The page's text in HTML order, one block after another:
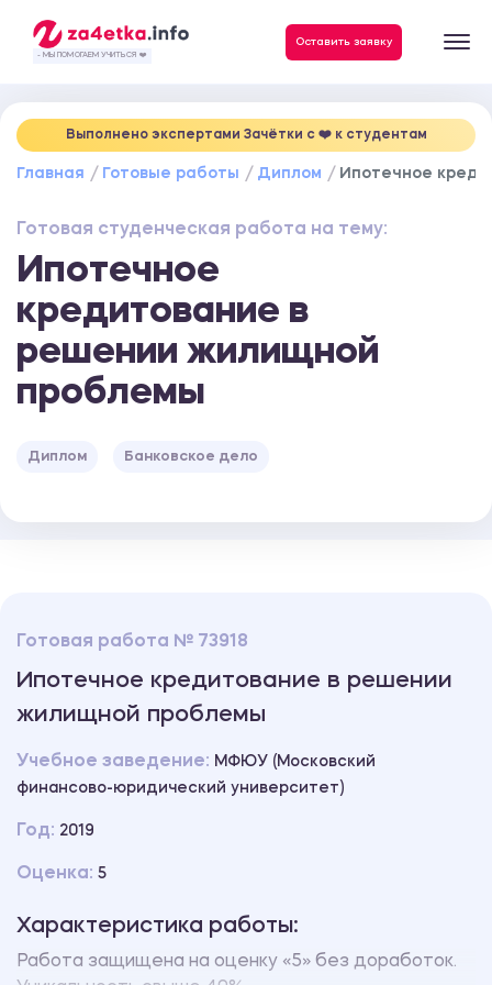
- МЫ ПОМОГАЕМ УЧИТЬСЯ ❤️
Оставить заявку
Выполнено экспертами Зачётки c ❤️ к студентам
Главная Готовые работы Диплом Ипотечное
Готовая студенческая работа на тему:
Ипотечное
кредитование в
решении жилищной
проблемы
Диплом Банковское дело
Готовая работа № 73918
Ипотечное кредитование в решении
жилищной проблемы
Учебное заведение: МФЮУ (Московский
финансово-юридический университет)
Год: 2019
Оценка: 5
Характеристика работы:
Работа защищена на оценку «5» без доработок.